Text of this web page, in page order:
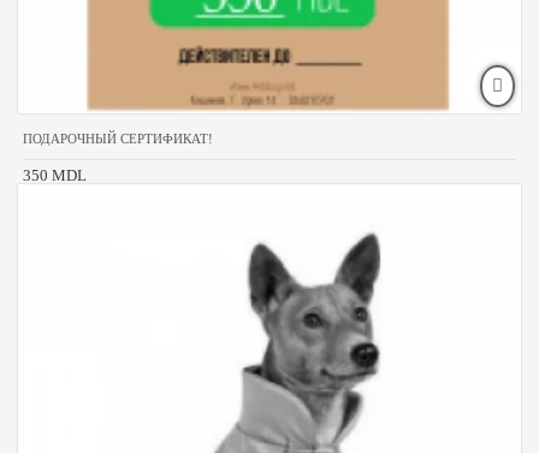
ПОДАРОЧНЫЙ СЕРТИФИКАТ!
350 MDL